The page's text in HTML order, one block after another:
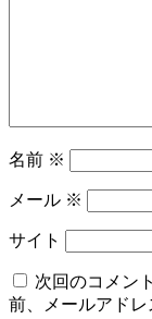
名前 ※
メール ※
サイト
次回のコメン
前、メールアドレ